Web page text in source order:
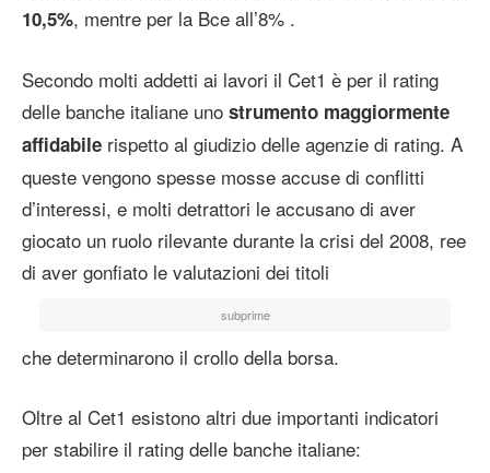
10,5%, mentre per la Bce all’8% .
Secondo molti addetti ai lavori il Cet1 è per il rating
delle banche italiane uno strumento maggiormente
affidabile rispetto al giudizio delle agenzie di rating. A
queste vengono spesse mosse accuse di conflitti
d’interessi, e molti detrattori le accusano di aver
giocato un ruolo rilevante durante la crisi del 2008, ree
di aver gonfiato le valutazioni dei titoli
subprime
che determinarono il crollo della borsa.
Oltre al Cet1 esistono altri due importanti indicatori
per stabilire il rating delle banche italiane: